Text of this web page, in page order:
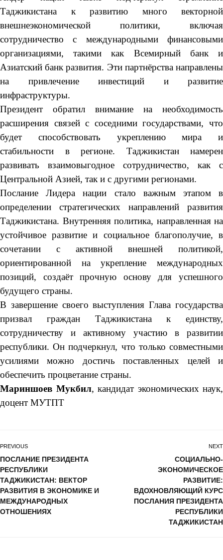
Таджикистана к развитию много векторной
внешнеэкономической политики, включая
сотрудничество с международными финансовыми
организациями, такими как Всемирный банк и
Азиатский банк развития. Эти партнёрства направлены
на привлечение инвестиций и развитие
инфраструктуры.
Президент обратил внимание на необходимость
расширения связей с соседними государствами, что
будет способствовать укреплению мира и
стабильности в регионе. Таджикистан намерен
развивать взаимовыгодное сотрудничество, как с
Центральной Азией, так и с другими регионами.
Послание Лидера нации стало важным этапом в
определении стратегических направлений развития
Таджикистана. Внутренняя политика, направленная на
устойчивое развитие и социальное благополучие, в
сочетании с активной внешней политикой,
ориентированной на укрепление международных
позиций, создаёт прочную основу для успешного
будущего страны.
В завершение своего выступления Глава государства
призвал граждан Таджикистана к единству,
сотрудничеству и активному участию в развитии
республики. Он подчеркнул, что только совместными
усилиями можно достичь поставленных целей и
обеспечить процветание страны.
Мариншоев Мукбил, кандидат экономических наук,
доцент МУТПТ
PREVIOUS
ПОСЛАНИЕ ПРЕЗИДЕНТА
РЕСПУБЛИКИ
ТАДЖИКИСТАН: ВЕКТОР
РАЗВИТИЯ В ЭКОНОМИКЕ И
МЕЖДУНАРОДНЫХ
ОТНОШЕНИЯХ
NEXT
СОЦИАЛЬНО-
ЭКОНОМИЧЕСКОЕ
РАЗВИТИЕ:
ВДОХНОВЛЯЮЩИЙ КУРС
ПОСЛАНИЯ ПРЕЗИДЕНТА
РЕСПУБЛИКИ
ТАДЖИКИСТАН